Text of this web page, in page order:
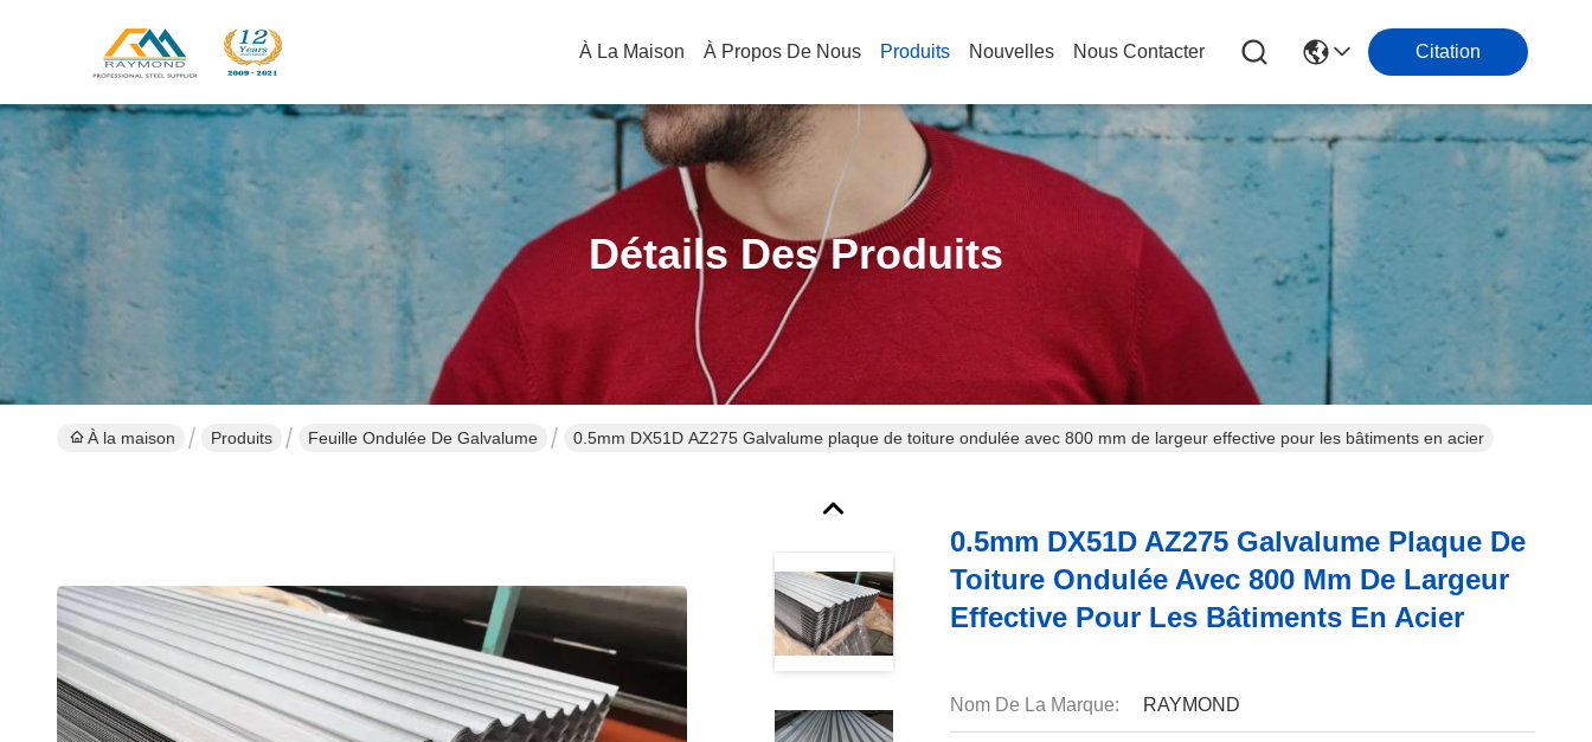
À La Maison À Propos De Nous Produits Nouvelles Nous Contacter Citation
Détails Des Produits
À la maison Produits Feuille Ondulée De Galvalume 0.5mm DX51D AZ275 Galvalume plaque de toiture ondulée avec 800 mm de largeur effective pour les bâtiments en acier
0.5mm DX51D AZ275 Galvalume Plaque De
Toiture Ondulée Avec 800 Mm De Largeur
Effective Pour Les Bâtiments En Acier
Nom De La Marque: RAYMOND